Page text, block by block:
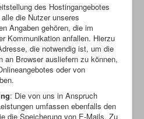
des Hostingangebotes
die Nutzer unseres
Angaben gehören, die im
Kommunikation anfallen. Hierzu
die notwendig ist, um die
an Browser ausliefern zu können,
oder von
: Die von uns in Anspruch
umfassen ebenfalls den
die Speicherung von E-Mails. Zu